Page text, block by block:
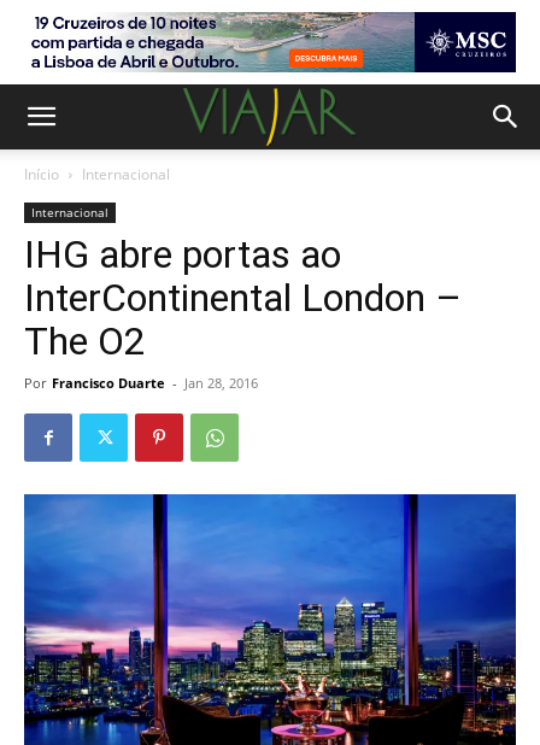
Início Internacional
Internacional
IHG abre portas ao
InterContinental London –
The O2
Por Francisco Duarte - Jan 28, 2016